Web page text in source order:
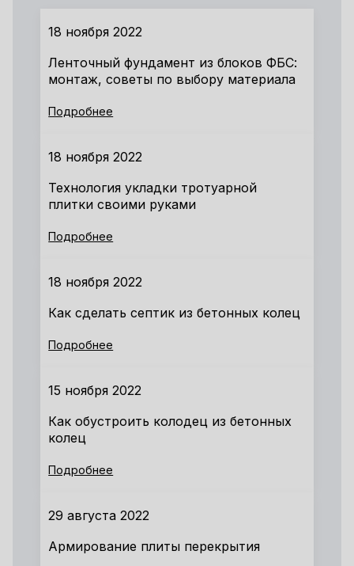
18 ноября 2022
Ленточный фундамент из блоков ФБС:
монтаж, советы по выбору материала
Подробнее
18 ноября 2022
Технология укладки тротуарной
плитки своими руками
Подробнее
18 ноября 2022
Как сделать септик из бетонных колец
Подробнее
15 ноября 2022
Как обустроить колодец из бетонных
колец
Подробнее
29 августа 2022
Армирование плиты перекрытия